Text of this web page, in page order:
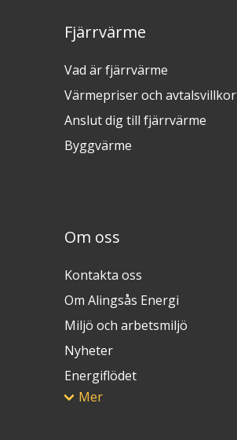
Fjärrvärme
Vad är fjärrvärme
Värmepriser och avtalsvillkor
Anslut dig till fjärrvärme
Byggvärme
Om oss
Kontakta oss
Om Alingsås Energi
Miljö och arbetsmiljö
Nyheter
Energiflödet
Mer